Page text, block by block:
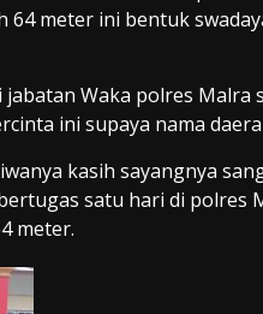
meter ini bentuk
Waka polres Malra
ini supaya nama
kasih sayangnya
satu hari di polres
meter.